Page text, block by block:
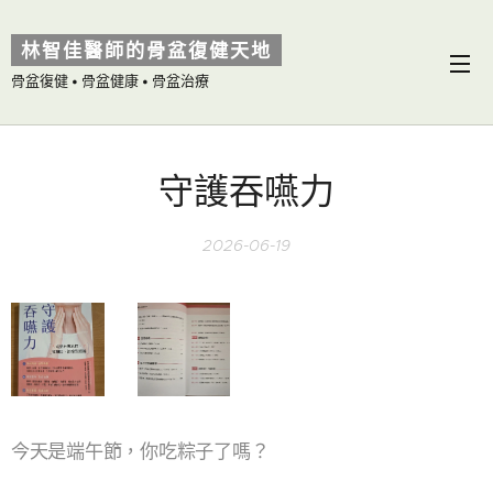
林智佳醫師的骨盆復健天地
骨盆復健 • 骨盆健康 • 骨盆治療
守護吞嚥力
2026-06-19
今天是端午節，你吃粽子了嗎？